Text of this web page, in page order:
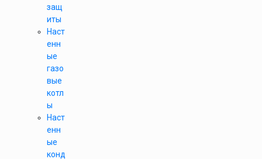
защ
иты
Наст
енн
ые
газо
вые
котл
ы
Наст
енн
ые
конд